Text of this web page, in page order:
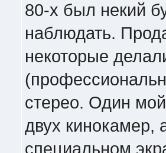
80-х был некий
наблюдать.
некоторые
стерео. Один
двух
специальном